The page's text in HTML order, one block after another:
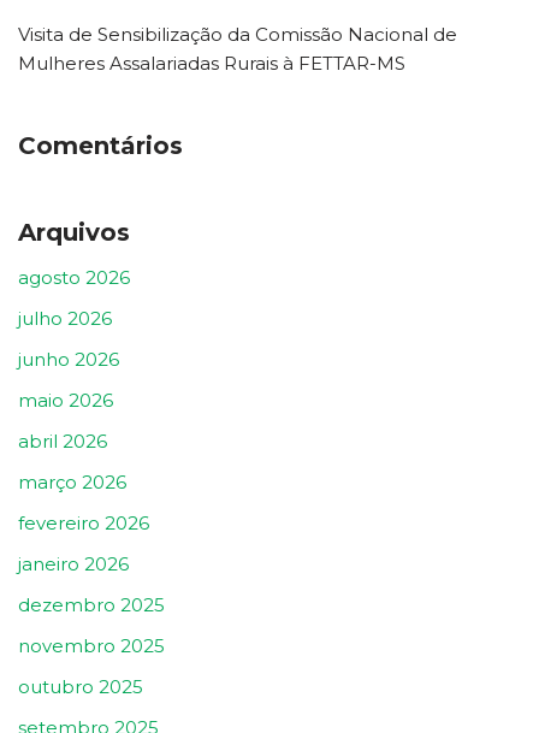
Visita de Sensibilização da Comissão Nacional de
Mulheres Assalariadas Rurais à FETTAR-MS
Comentários
Arquivos
agosto 2026
julho 2026
junho 2026
maio 2026
abril 2026
março 2026
fevereiro 2026
janeiro 2026
dezembro 2025
novembro 2025
outubro 2025
setembro 2025